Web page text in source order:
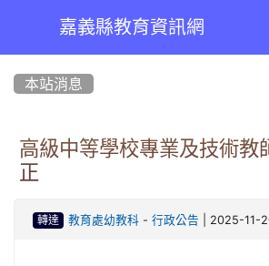
嘉義縣教育資訊網
本站消息
高級中等學校專業及技術教
正
轉達 教育處幼教科- 行政公告 | 2025-11-